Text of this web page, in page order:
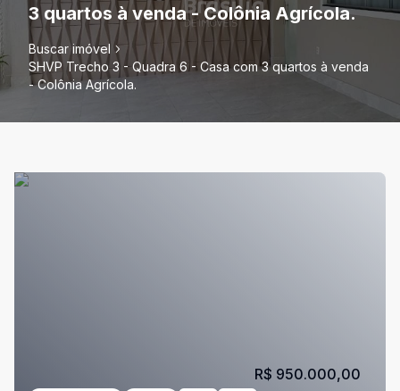
3 quartos à venda - Colônia Agrícola.
Buscar imóvel
SHVP Trecho 3 - Quadra 6 - Casa com 3 quartos à venda
- Colônia Agrícola.
R$ 950.000,00